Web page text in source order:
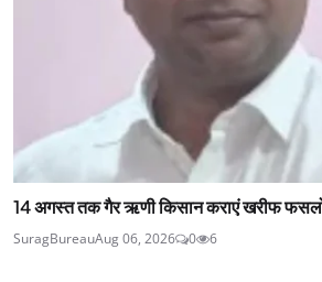
14 अगस्त तक गैर ऋणी किसान कराएं खरीफ फसलों
SuragBureauAug 06, 2026 0 6